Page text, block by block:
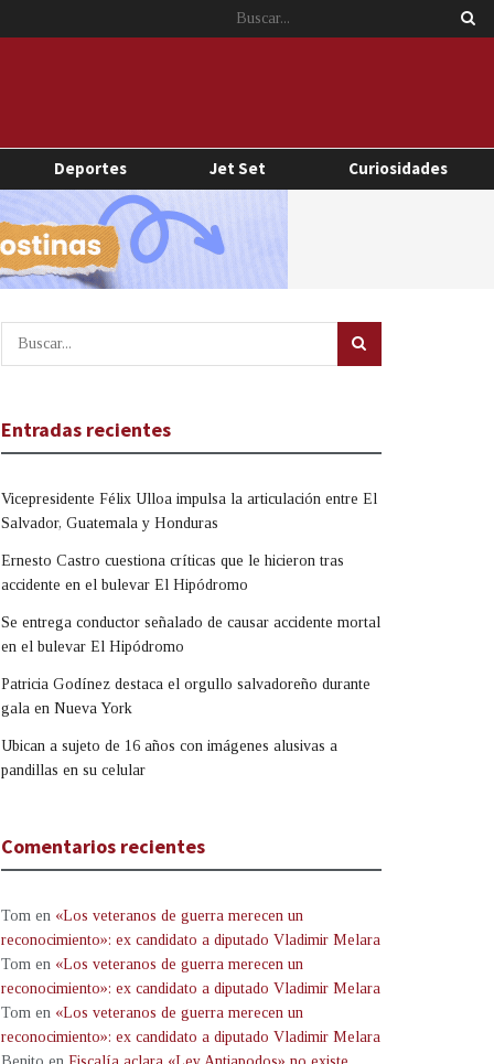
Deportes Jet Set Curiosidades
Entradas recientes
Vicepresidente Félix Ulloa impulsa la articulación entre El
Salvador, Guatemala y Honduras
Ernesto Castro cuestiona críticas que le hicieron tras
accidente en el bulevar El Hipódromo
Se entrega conductor señalado de causar accidente mortal
en el bulevar El Hipódromo
Patricia Godínez destaca el orgullo salvadoreño durante
gala en Nueva York
Ubican a sujeto de 16 años con imágenes alusivas a
pandillas en su celular
Comentarios recientes
Tom en «Los veteranos de guerra merecen un
reconocimiento»: ex candidato a diputado Vladimir Melara
Tom en «Los veteranos de guerra merecen un
reconocimiento»: ex candidato a diputado Vladimir Melara
Tom en «Los veteranos de guerra merecen un
reconocimiento»: ex candidato a diputado Vladimir Melara